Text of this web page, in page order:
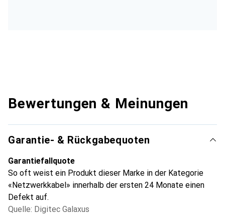
Bewertungen & Meinungen
Garantie- & Rückgabequoten
Garantiefallquote
So oft weist ein Produkt dieser Marke in der Kategorie
«Netzwerkkabel» innerhalb der ersten 24 Monate einen
Defekt auf.
Quelle: Digitec Galaxus